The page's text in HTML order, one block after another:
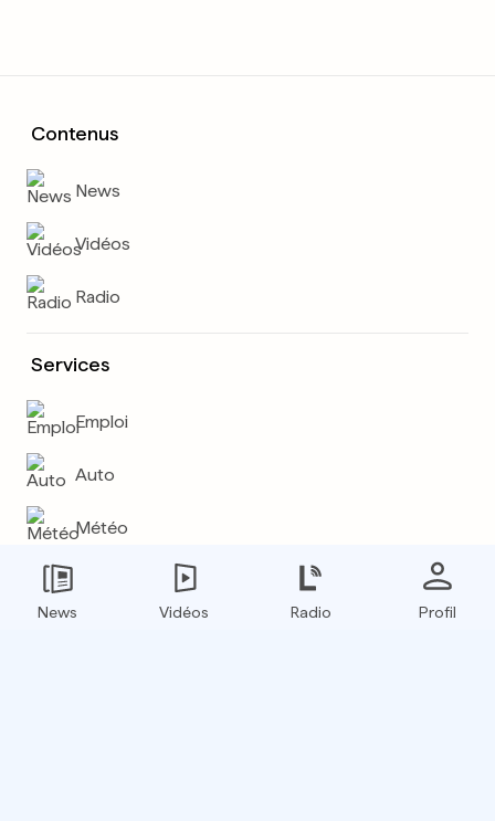
Contenus
News
Vidéos
Radio
Services
Emploi
Auto
Météo
Plus
News Vidéos Radio Profil